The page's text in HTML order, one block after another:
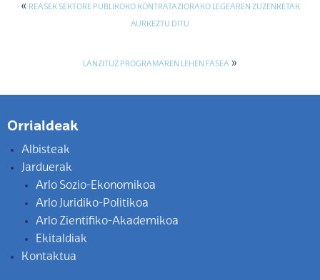
« REASEK SEKTORE PUBLIKOKO KONTRATAZIORAKO LEGEAREN ZUZENKETAK
AURKEZTU DITU
LANZITUZ PROGRAMAREN LEHEN FASEA »
Orrialdeak
Albisteak
Jarduerak
Arlo Sozio-Ekonomikoa
Arlo Juridiko-Politikoa
Arlo Zientifiko-Akademikoa
Ekitaldiak
Kontaktua